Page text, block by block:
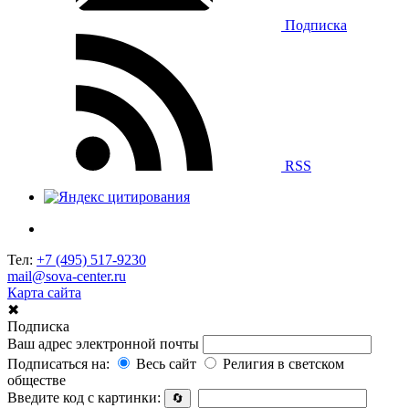
Подписка
RSS
Тел: +7 (495) 517-9230
mail@sova-center.ru
Карта сайта
✖
Подписка
Ваш адрес электронной почты
Подписаться на:
Весь сайт
Религия в светском
обществе
Введите код с картинки:
🔄